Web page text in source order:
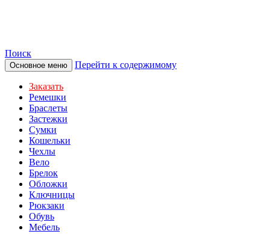
Поиск
Основное меню Перейти к содержимому
Заказать
Ремешки
Браслеты
Застежки
Сумки
Кошельки
Чехлы
Вело
Брелок
Обложки
Ключницы
Рюкзаки
Обувь
Мебель